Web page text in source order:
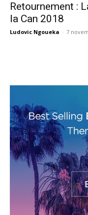
Retournement :
la Can 2018
Ludovic Ngoueka - 7